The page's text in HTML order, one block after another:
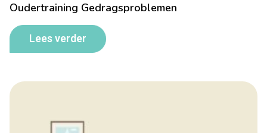
Oudertraining Gedragsproblemen
Lees verder